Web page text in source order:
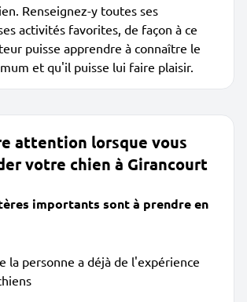
Renseignez-y toutes ses
activités favorites, de façon à ce
puisse apprendre à connaître le
et qu'il puisse lui faire plaisir.
attention lorsque vous
votre chien à Girancourt
importants sont à prendre en
la personne a déjà de l'expérience